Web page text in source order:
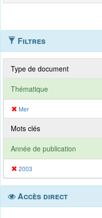
Filtres
Type de document
Thématique
Mer
Mots clés
Année de publication
2003
Accès direct